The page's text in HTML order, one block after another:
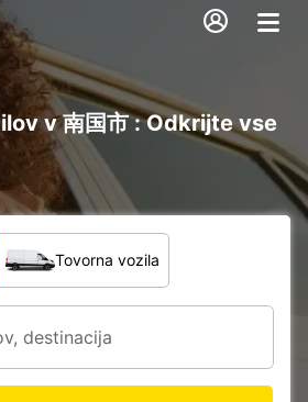
v 南国市 : Odkrijte vse
Tovorna vozila